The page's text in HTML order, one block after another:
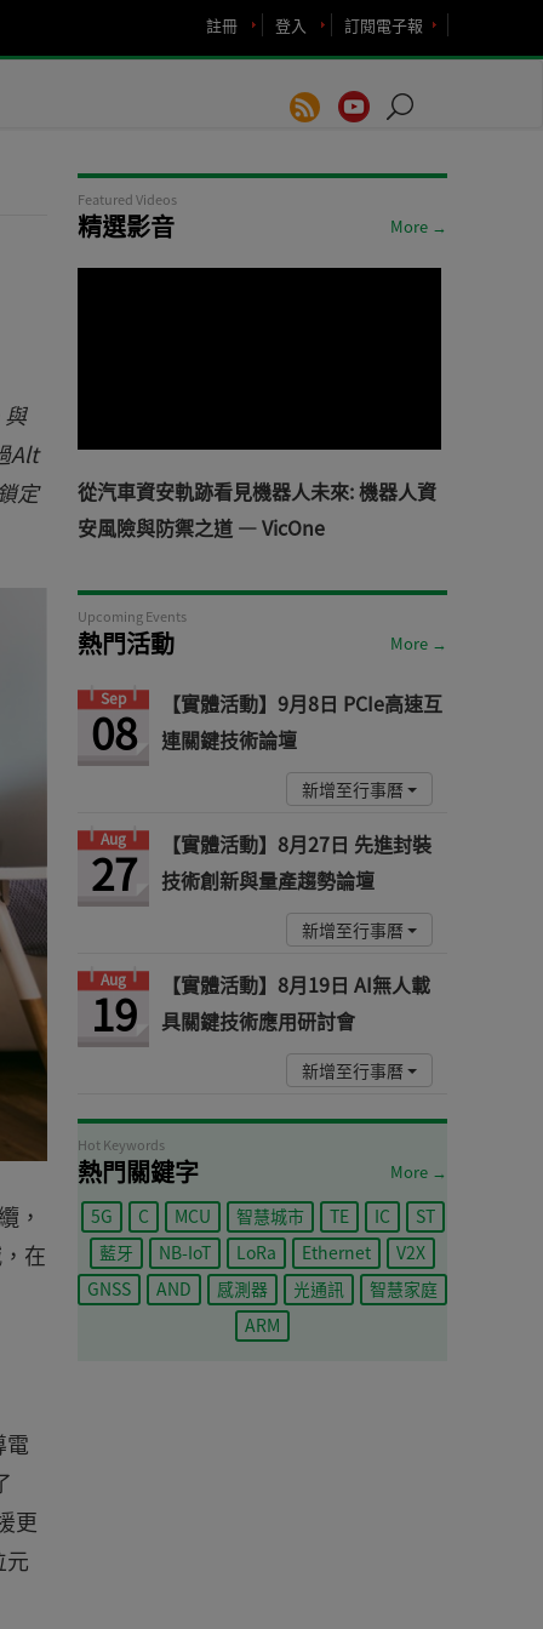
訂閱電子報
登入
註冊
Alt
定
，
在
電
更
元
Featured Videos
精選影音 More →
從汽車資安軌跡看見機器人未來: 機器人資
安風險與防禦之道 — VicOne
Upcoming Events
熱門活動 More →
Sep
08
【實體活動】9月8日 PCIe高速互
連關鍵技術論壇
新增至行事曆
Aug
27
【實體活動】8月27日 先進封裝
技術創新與量產趨勢論壇
新增至行事曆
Aug
19
【實體活動】8月19日 AI無人載
具關鍵技術應用研討會
新增至行事曆
Hot Keywords
熱門關鍵字 More →
5G C MCU 智慧城市 TE IC
ST
藍牙
NB-IoT LoRa Ethernet
V2X
GNSS
AND 感測器 光通訊
智慧家庭
ARM